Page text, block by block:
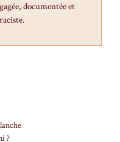
documentée et
?